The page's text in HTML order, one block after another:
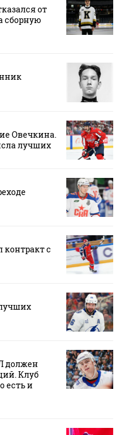
от
сборную
Овечкина.
лучших
с
должен
Клуб
есть и